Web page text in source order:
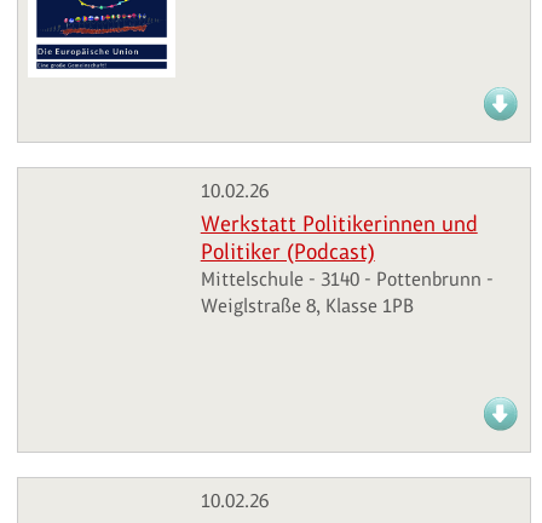
10.02.26
Werkstatt Politikerinnen und
Politiker (Podcast)
Mittelschule - 3140 - Pottenbrunn -
Weiglstraße 8, Klasse 1PB
10.02.26